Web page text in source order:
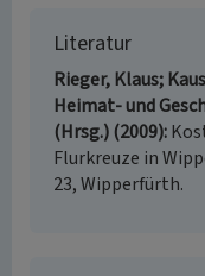
Literatur
Rieger, Klaus;
Heimat- und
(Hrsg.) (2009)
Flurkreuze in
23, Wipperfürth.